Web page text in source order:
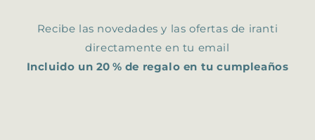
Recibe las novedades y las ofertas de iranti
directamente en tu email
Incluido un 20 % de regalo en tu cumpleaños